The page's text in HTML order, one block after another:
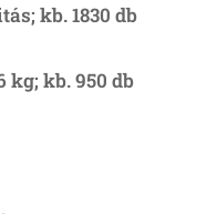
kb. 1830 db
kg; kb. 950 db